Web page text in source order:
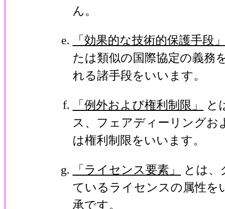
ん。
「効果的な技術的保護手段」
たは類似の国際協定の義務
れる諸手段をいいます。
「例外および権利制限」
と
ス、フェアディーリングお
は権利制限をいいます。
「ライセンス要素」
とは、
ているライセンスの属性を
承です。